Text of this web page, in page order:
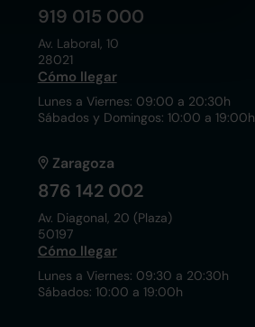
919 015 000
Av. Laboral, 10
28021
Cómo llegar
Lunes a Viernes: 09:00 a 20:30h
Sábados y Domingos: 10:00 a 19:00h
Zaragoza
876 142 002
Av. Diagonal, 20 (Plaza)
50197
Cómo llegar
Lunes a Viernes: 09:30 a 20:30h
Sábados: 10:00 a 19:00h